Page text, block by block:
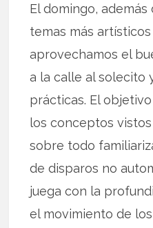
El domingo,
temas más
aprovechamos el
a la calle al solecito
prácticas. El
los conceptos
sobre todo
de disparos no
juega con la
el movimiento de